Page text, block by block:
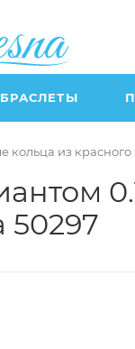
БРАСЛЕТЫ
кольца из красного
50297